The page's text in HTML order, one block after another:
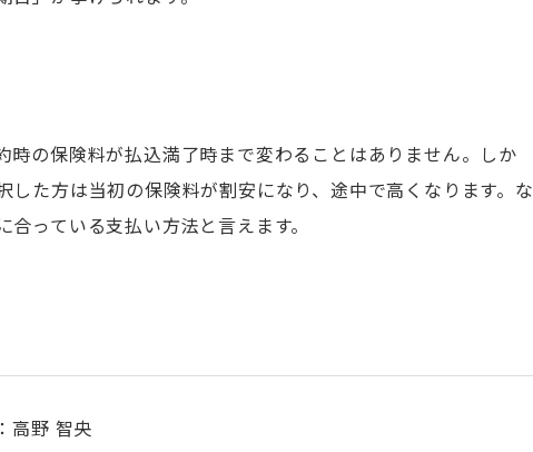
時の保険料が払込満了時まで変わることはありません。しか
した方は当初の保険料が割安になり、途中で高くなります。な
っている支払い方法と言えます。
高野 智央